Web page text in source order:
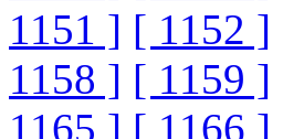
1151 ] [ 1152 ]
1158 ] [ 1159 ]
1165 ] [ 1166 ]